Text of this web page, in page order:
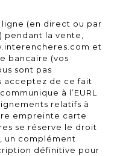
(en direct ou par
pendant la vente,
et
bancaire (vos
sont pas
acceptez de ce fait
à l’EURL
relatifs à
empreinte carte
se réserve le droit
un complément
définitive pour